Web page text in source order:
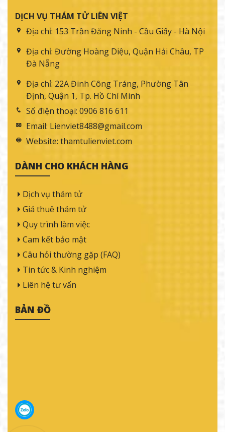
DỊCH VỤ THÁM TỬ LIÊN VIỆT
Địa chỉ: 153 Trần Đăng Ninh - Cầu Giấy - Hà Nội
Địa chỉ: Đường Hoàng Diệu, Quận Hải Châu, TP
Đà Nẵng
Địa chỉ: 22A Đinh Công Tráng, Phường Tân
Định, Quận 1, Tp. Hồ Chí Minh
Số điện thoại: 0906 816 611
Email: Lienviet8488@gmail.com
Website: thamtulienviet.com
DÀNH CHO KHÁCH HÀNG
Dịch vụ thám tử
Giá thuê thám tử
Quy trình làm việc
Cam kết bảo mật
Câu hỏi thường gặp (FAQ)
Tin tức & Kinh nghiệm
Liên hệ tư vấn
BẢN ĐỒ